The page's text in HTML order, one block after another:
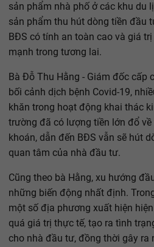
sản phẩm nhà phố ở các khu du
sản phẩm thu hút dòng tiền đầu
BĐS có tính an toàn cao và giá
mạnh trong tương lai.
Bà Đỗ Thu Hằng - Giám đốc cấp
bối cảnh dịch bệnh Covid-19,
khăn trong hoạt động khai thác
trường đã có lượng tiền lớn đổ
khoán, dẫn đến BĐS vẫn sẽ hút
quan tâm của nhà đầu tư.
Cũng theo bà Hằng, xu hướng
những biến động nhất định.
một số địa phương xuất hiện
quá giá trị thực tế, tạo ra tình
cho nhà đầu tư, đồng thời gây ra